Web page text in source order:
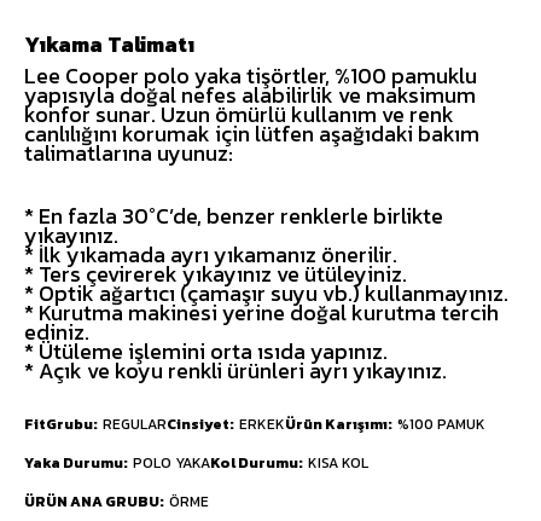
Yıkama Talimatı
Lee Cooper polo yaka tişörtler, %100 pamuklu
yapısıyla doğal nefes alabilirlik ve maksimum
konfor sunar. Uzun ömürlü kullanım ve renk
canlılığını korumak için lütfen aşağıdaki bakım
talimatlarına uyunuz:
* En fazla 30°C’de, benzer renklerle birlikte
yıkayınız.
* İlk yıkamada ayrı yıkamanız önerilir.
* Ters çevirerek yıkayınız ve ütüleyiniz.
* Optik ağartıcı (çamaşır suyu vb.) kullanmayınız.
* Kurutma makinesi yerine doğal kurutma tercih
ediniz.
* Ütüleme işlemini orta ısıda yapınız.
* Açık ve koyu renkli ürünleri ayrı yıkayınız.
FitGrubu REGULARCinsiyet ERKEKÜrün Karışımı %100 PAMUK
Yaka Durumu POLO YAKAKol Durumu KISA KOL
ÜRÜN ANA GRUBU ÖRME